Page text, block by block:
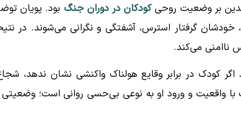
بر وضعیت روحیکودکان در دوران جنگ بود. پویان
گرفتار استرس، آشفتگی و نگرانی می‌شوند. در
می‌کند.
کودک در برابر وقایع هولناک واکنشی نشان ندهد،
واقعیت و ورود او به نوعی بی‌حسی روانی است؛